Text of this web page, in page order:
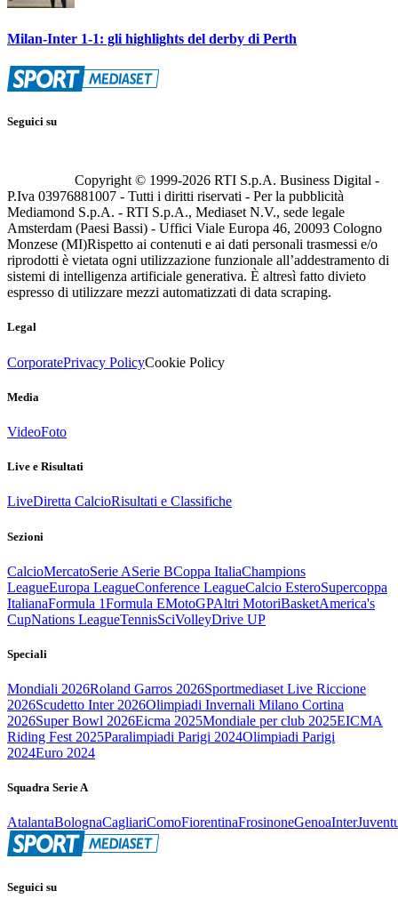
Milan-Inter 1-1: gli highlights del derby di Perth
Seguici su
Copyright © 1999-2026 RTI S.p.A. Business Digital -
P.Iva 03976881007 - Tutti i diritti riservati - Per la pubblicità
Mediamond S.p.A. - RTI S.p.A., Mediaset N.V., sede legale
Amsterdam (Paesi Bassi) - Uffici Viale Europa 46, 20093 Cologno
Monzese (MI)Rispetto ai contenuti e ai dati personali trasmessi e/o
riprodotti è vietata ogni utilizzazione funzionale all’addestramento di
sistemi di intelligenza artificiale generativa. È altresì fatto divieto
espresso di utilizzare mezzi automatizzati di data scraping.
Legal
CorporatePrivacy PolicyCookie Policy
Media
VideoFoto
Live e Risultati
LiveDiretta CalcioRisultati e Classifiche
Sezioni
CalcioMercatoSerie ASerie BCoppa ItaliaChampions
LeagueEuropa LeagueConference LeagueCalcio EsteroSupercoppa
ItalianaFormula 1Formula EMotoGPAltri MotoriBasketAmerica's
CupNations LeagueTennisSciVolleyDrive UP
Speciali
Mondiali 2026Roland Garros 2026Sportmediaset Live Riccione
2026Scudetto Inter 2026Olimpiadi Invernali Milano Cortina
2026Super Bowl 2026Eicma 2025Mondiale per club 2025EICMA
Riding Fest 2025Paralimpiadi Parigi 2024Olimpiadi Parigi
2024Euro 2024
Squadra Serie A
AtalantaBolognaCagliariComoFiorentinaFrosinoneGenoaInter
Seguici su